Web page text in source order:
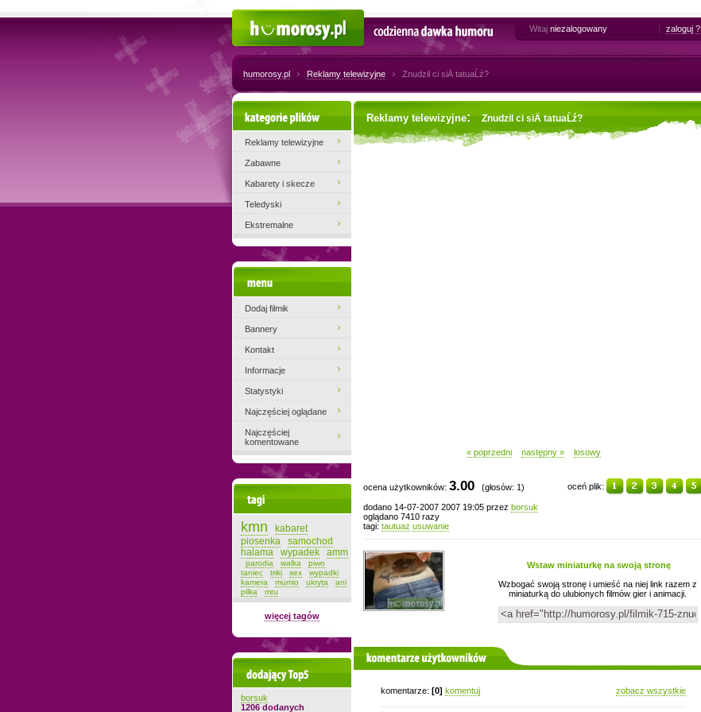
Codzienna dawka humoru
Witaj niezalogowany zaloguj ?
humorosy.pl Reklamy telewizyjne Znudzil ci siÄ tatuaĹź?
Reklamy telewizyjne: Znudzil ci siÄ tatuaĹź?
« poprzedni następny » losowy
ocena użytkowników: 3.00 (głosów: 1) oceń plik:
dodano 14-07-2007 2007 19:05 przez borsuk
oglądano 7410 razy
tagi: tautuaz usuwanie
Wstaw miniaturkę na swoją stronę
Wzbogać swoją stronę i umieść na niej link razem z
miniaturką do ulubionych filmów gier i animacji.
komentarze użytkowników
komentarze: [0] komentuj zobacz wszystkie
Kategorie plików
Reklamy telewizyjne
Zabawne
Kabarety i skecze
Teledyski
Ekstremalne
Dodaj filmik
Bannery
Kontakt
Informacje
Statystyki
Najczęściej oglądane
Najczęściej
komentowane
kmn
kabaret
piosenka
samochod
halama
wypadek amm
parodia walka
piwo
taniec
triki sex
wypadki
kamera
mumio ukryta
ani
pilka
mru
więcej tagów
Dodający top-5
borsuk
1206 dodanych